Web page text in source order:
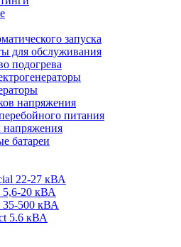
запуска
для обслуживания
подогрева
напряжения
питания
напряжения
батареи
22-27 кВА
5,6-20 кВА
35-500 кВА
5.6 кВА